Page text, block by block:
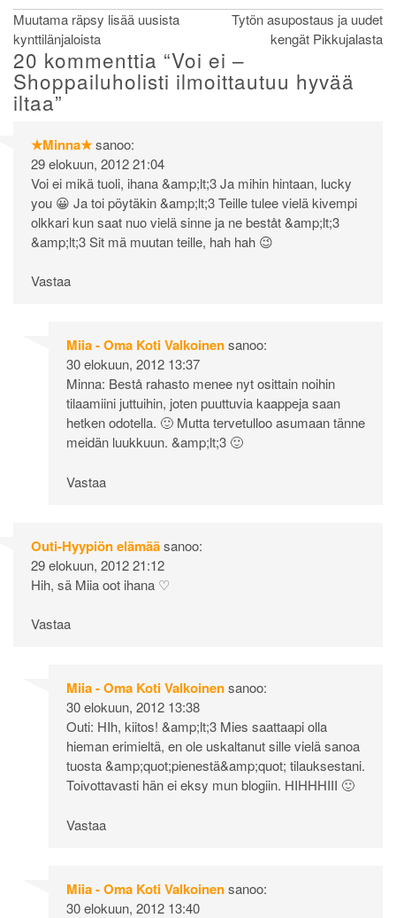
Artikkelien
selaus
Muutama räpsy lisää uusista
kynttilänjaloista
Tytön asupostaus ja uudet
kengät Pikkujalasta
20 kommenttia “Voi ei –
Shoppailuholisti ilmoittautuu hyvää
iltaa”
★Minna★sanoo:
29 elokuun, 2012 21:04
Voi ei mikä tuoli, ihana &amp;lt;3 Ja mihin hintaan, lucky
you 😀 Ja toi pöytäkin &amp;lt;3 Teille tulee vielä kivempi
olkkari kun saat nuo vielä sinne ja ne beståt &amp;lt;3
&amp;lt;3 Sit mä muutan teille, hah hah 😉
Vastaa
Miia - Oma Koti Valkoinensanoo:
30 elokuun, 2012 13:37
Minna: Bestå rahasto menee nyt osittain noihin
tilaamiini juttuihin, joten puuttuvia kaappeja saan
hetken odotella. 🙂 Mutta tervetulloo asumaan tänne
meidän luukkuun. &amp;lt;3 🙂
Vastaa
Outi-Hyypiön elämääsanoo:
29 elokuun, 2012 21:12
Hih, sä Miia oot ihana ♡
Vastaa
Miia - Oma Koti Valkoinensanoo:
30 elokuun, 2012 13:38
Outi: HIh, kiitos! &amp;lt;3 Mies saattaapi olla
hieman erimieltä, en ole uskaltanut sille vielä sanoa
tuosta &amp;quot;pienestä&amp;quot; tilauksestani.
Toivottavasti hän ei eksy mun blogiin. HIHHHIII 🙂
Vastaa
Miia - Oma Koti Valkoinensanoo:
30 elokuun, 2012 13:40